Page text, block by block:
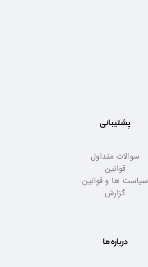
پشتیبانی
سوالات متداول
قوانین
سیاست ها و قوانین
گزارش
درباره ما